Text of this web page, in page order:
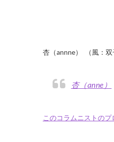
杏（annne） （風：双
杏（anne）
このコラムニストの